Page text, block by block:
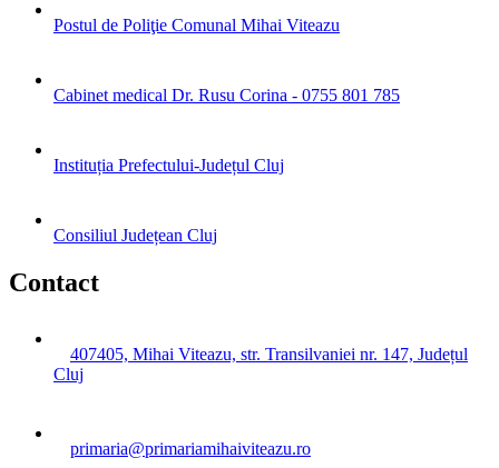
Postul de Poliţie Comunal Mihai Viteazu
Cabinet medical Dr. Rusu Corina - 0755 801 785
Instituția Prefectului-Județul Cluj
Consiliul Județean Cluj
Contact
407405, Mihai Viteazu, str. Transilvaniei nr. 147, Județul
Cluj
primaria@primariamihaiviteazu.ro